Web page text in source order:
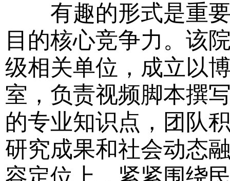
有趣的形式是重要
目的核心竞争力。该
级相关单位，成立以
室，负责视频脚本撰
的专业知识点，团队
研究成果和社会动态